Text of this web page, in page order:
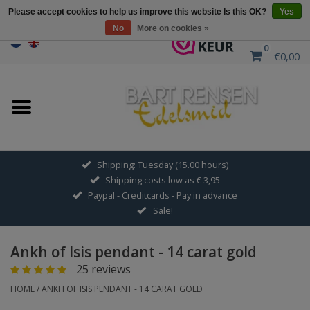
0
€0,00
Sale
GOLDEN SYMBOLS
Pendant Chains
Earrings
Shipping: Tuesday (15.00 hours)
Shipping costs low as € 3,95
Paypal - Creditcards - Pay in advance
Sale!
Ankh of Isis pendant - 14 carat gold
25 reviews
HOME/ANKH OF ISIS PENDANT - 14 CARAT GOLD
Please accept cookies to help us improve this website Is this OK?
Yes
No
More on cookies »